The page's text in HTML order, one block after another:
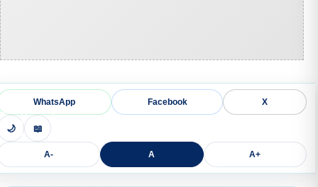
WhatsApp Facebook X
🌙 📖
A- A A+